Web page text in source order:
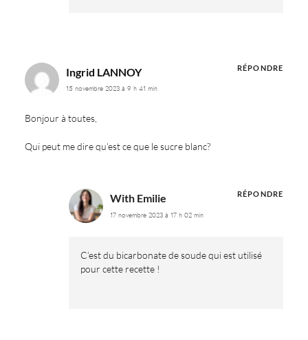
Ingrid LANNOY
15 novembre 2023 à 9 h 41 min
Bonjour à toutes,
Qui peut me dire qu’est ce que le sucre blanc?
RÉPONDRE
With Emilie
17 novembre 2023 à 17 h 02 min
C’est du bicarbonate de soude qui est utilisé
pour cette recette !
RÉPONDRE